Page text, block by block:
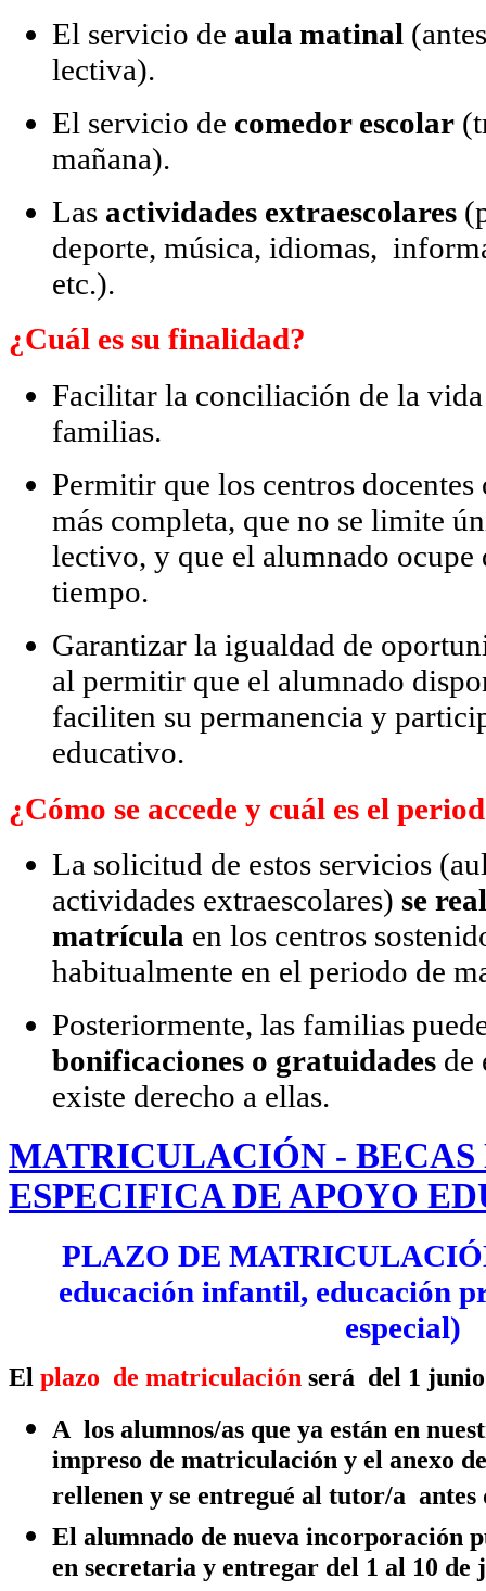
El servicio de aula matinal
lectiva).
El servicio de comedor escolar
mañana).
Las actividades extraescolares
deporte, música, idiomas,
etc.).
¿Cuál es su finalidad?
Facilitar la conciliación de la
familias.
Permitir que los centros
más completa, que no se limite
lectivo, y que el alumnado ocupe
tiempo.
Garantizar la igualdad de
al permitir que el alumnado
faciliten su permanencia y
educativo.
¿Cómo se accede y cuál es el
La solicitud de estos servicios
actividades extraescolares) se
matrícula en los centros
habitualmente en el periodo de
Posteriormente, las familias
bonificaciones o gratuidades de
existe derecho a ellas.
MATRICULACIÓN - BECAS
ESPECIFICA DE APOYO
PLAZO DE
educación infantil, educación
especial)
El plazo de matriculación será del 1
A los alumnos/as que ya están en
impreso de matriculación y el anexo
rellenen y se entregué al tutor/a antes
El alumnado de nueva incorporación
en secretaria y entregar del 1 al 10 de